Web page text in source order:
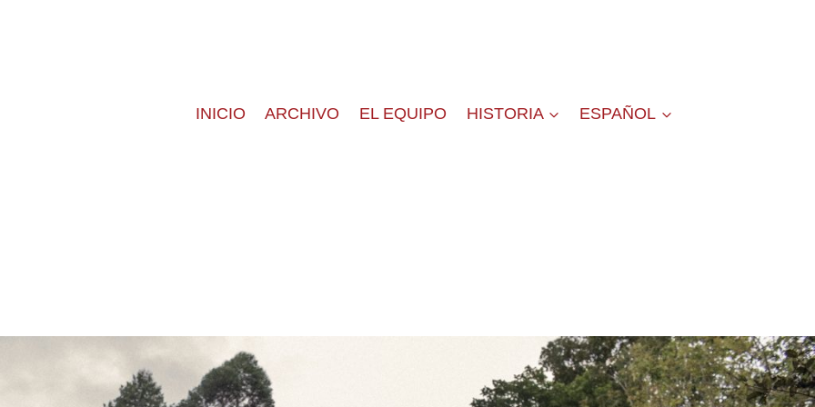
INICIO ARCHIVO EL EQUIPO HISTORIA ESPAÑOL